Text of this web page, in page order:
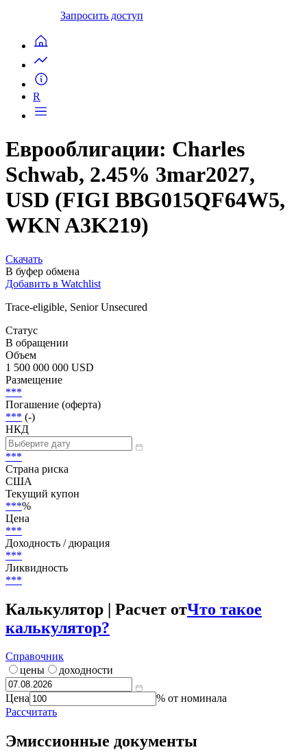
Запросить доступ
R
Еврооблигации: Charles
Schwab, 2.45% 3mar2027,
USD (FIGI BBG015QF64W5,
WKN A3K219)
Скачать
В буфер обмена
Добавить в Watchlist
Trace-eligible, Senior Unsecured
Статус
В обращении
Объем
1 500 000 000 USD
Размещение
***
Погашение (оферта)
*** (-)
НКД
***
Страна риска
США
Текущий купон
***%
Цена
***
Доходность / дюрация
***
Ликвидность
***
Калькулятор | Расчет отЧто такое
калькулятор?
Справочник
цены
доходности
Цена
% от номинала
Рассчитать
Эмиссионные документы